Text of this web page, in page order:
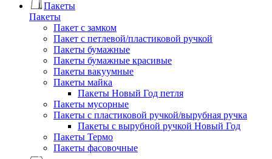
Пакеты
Пакеты
Пакет с замком
Пакет с петлевой/пластиковой ручкой
Пакеты бумажные
Пакеты бумажные красивые
Пакеты вакуумные
Пакеты майка
Пакеты Новый Год петля
Пакеты мусорные
Пакеты с пластиковой ручкой/вырубная ручка
Пакеты с вырубной ручкой Новый Год
Пакеты Термо
Пакеты фасовочные